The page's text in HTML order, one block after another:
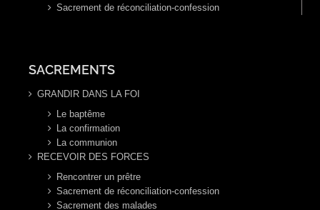
Sacrement de réconciliation-confession
SACREMENTS
GRANDIR DANS LA FOI
Le baptême
La confirmation
La communion
RECEVOIR DES FORCES
Rencontrer un prêtre
Sacrement de réconciliation-confession
Sacrement des malades